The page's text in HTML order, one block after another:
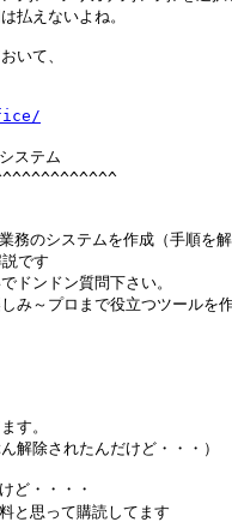
払えないよね。
いて、
ステム
システムを作成（手順を解
です
ドンドン質問下さい。
み～プロまで役立つツールを
す。
解除されたんだけど・・・）
ど・・・・
と思って購読してます